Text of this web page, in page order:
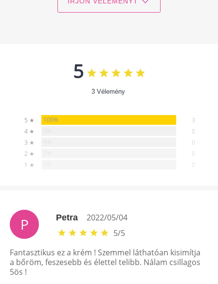
5
3 Vélemény
5 ★ 100%
3
4 ★
0
3 ★
0
2 ★
0
1 ★
0
P Petra
2022/05/04
5/5
Fantasztikus ez a krém ! Szemmel láthatóan kisimítja
a bőröm, feszesebb és élettel telibb. Nálam csillagos
5ös !